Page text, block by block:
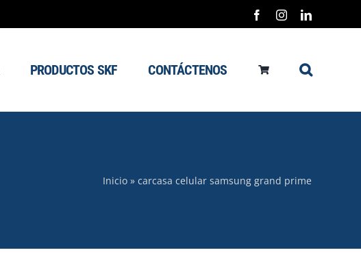
FacebookInstagramLinkedIn
PRODUCTOS SKF CONTÁCTENOS
Inicio » carcasa celular samsung grand prime